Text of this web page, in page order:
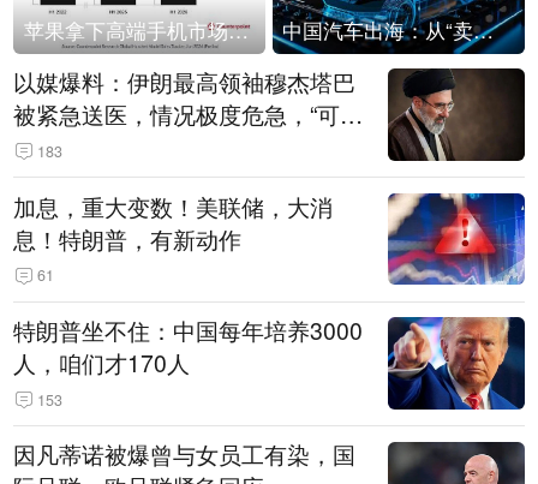
苹果拿下高端手机市场65%的份额：iPhone 17系列功不可没 中国汽车出海：从“卖出去”到“走进去”
以媒爆料：伊朗最高领袖穆杰塔巴
被紧急送医，情况极度危急，“可能
随时会死去”
183
加息，重大变数！美联储，大消
息！特朗普，有新动作
61
特朗普坐不住：中国每年培养3000
人，咱们才170人
153
因凡蒂诺被爆曾与女员工有染，国